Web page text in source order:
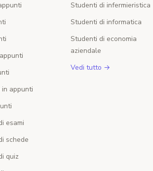
in appunti
esami
schede
quiz
Studenti di infermieristica
Studenti di informatica
Studenti di economia
aziendale
Vedi tutto →